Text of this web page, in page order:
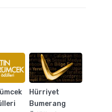
Hürriyet
Bumerang